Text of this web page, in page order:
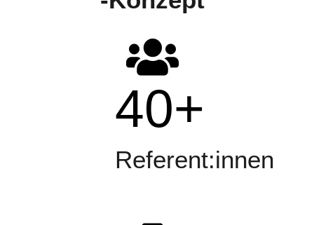
40+
Referent:innen